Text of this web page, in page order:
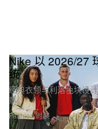
Fashion 时装
Nike 以 2026/27
统
经典衣领与利落色块设
章。
Aug 4, 2026